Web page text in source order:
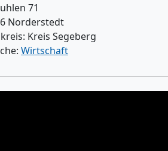
71
Norderstedt
Kreis Segeberg
Wirtschaft